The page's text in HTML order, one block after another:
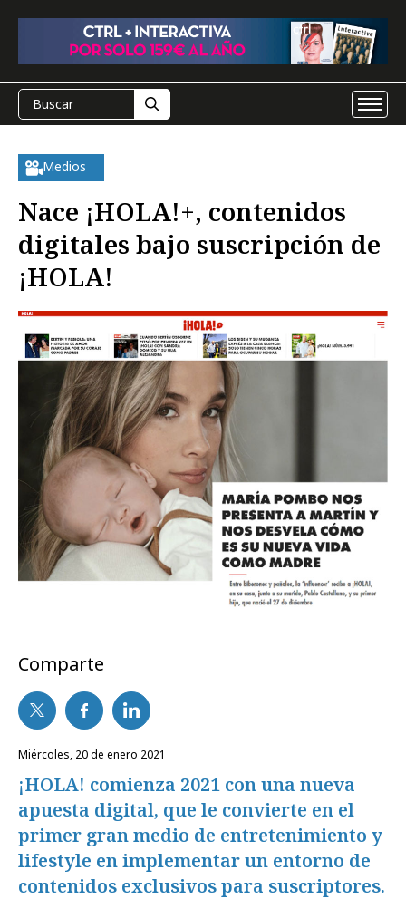
Medios
Nace ¡HOLA!+, contenidos
digitales bajo suscripción de
¡HOLA!
Comparte
miércoles, 20 de enero 2021
¡HOLA! comienza 2021 con una nueva
apuesta digital, que le convierte en el
primer gran medio de entretenimiento y
lifestyle en implementar un entorno de
contenidos exclusivos para suscriptores.